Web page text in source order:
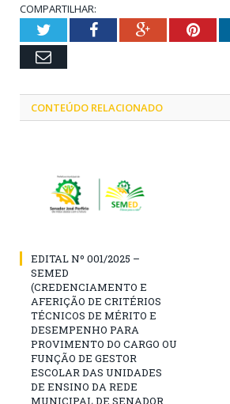
COMPARTILHAR:
TwitterFacebookGoogle+
Email
CONTEÚDO RELACIONADO
EDITAL Nº 001/2025 –
SEMED
(CREDENCIAMENTO E
AFERIÇÃO DE CRITÉRIOS
TÉCNICOS DE MÉRITO E
DESEMPENHO PARA
PROVIMENTO DO CARGO OU
FUNÇÃO DE GESTOR
ESCOLAR DAS UNIDADES
DE ENSINO DA REDE
MUNICIPAL DE SENADOR